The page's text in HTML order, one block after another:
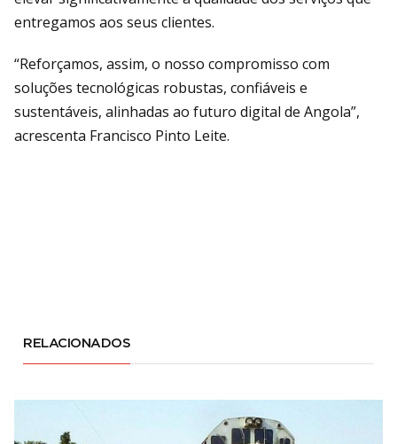
entregamos aos seus clientes.
“Reforçamos, assim, o nosso compromisso com
soluções tecnológicas robustas, confiáveis e
sustentáveis, alinhadas ao futuro digital de Angola”,
acrescenta Francisco Pinto Leite.
RELACIONADOS